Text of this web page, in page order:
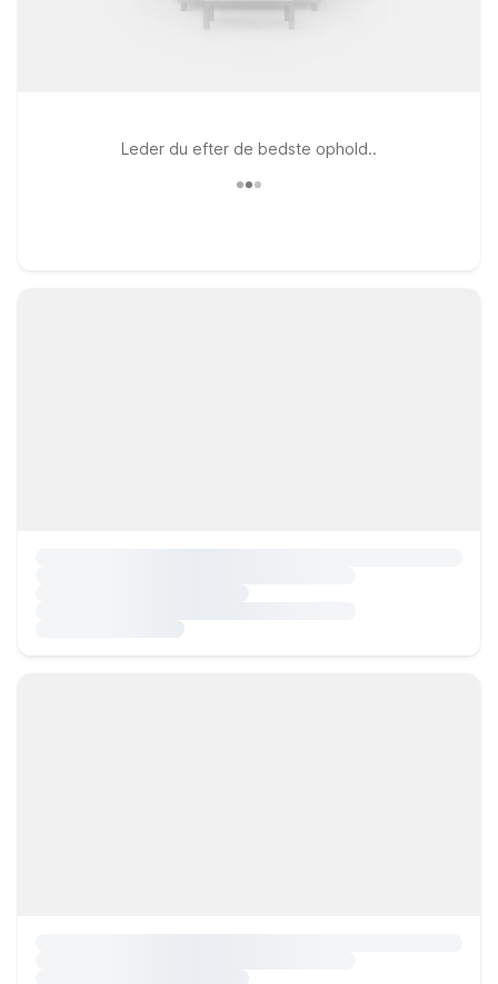
Leder du efter de bedste ophold..